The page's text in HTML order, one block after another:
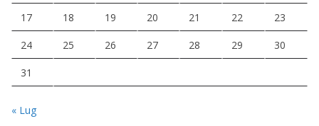
17 18 19 20 21 22 23
24 25 26 27 28 29 30
31
« Lug